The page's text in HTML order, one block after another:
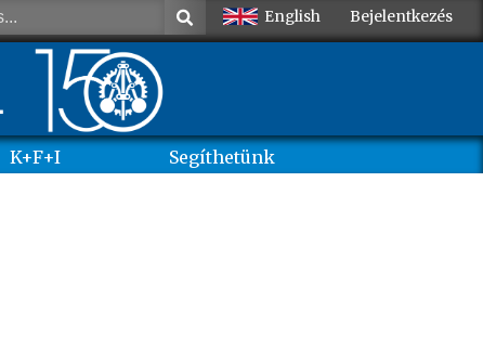
English Bejelentkezés
K+F+I Segíthetünk